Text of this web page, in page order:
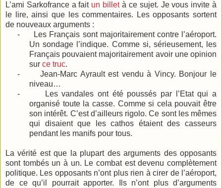
L’ami Sarkofrance a fait un billetà ce sujet. Je vous invite à
le lire, ainsi que les commentaires. Les opposants sortent
de nouveaux arguments :
-
Les Français sont majoritairement contre l’aéroport.
Un sondage l’indique. Comme si, sérieusement, les
Français pouvaient majoritairement avoir une opinion
sur ce truc.
-
Jean-Marc Ayrault est vendu à Vincy. Bonjour le
niveau…
-
Les vandales ont été poussés par l’Etat qui a
organisé toute la casse. Comme si cela pouvait être
son intérêt. C’est d’ailleurs rigolo. Ce sont les mêmes
qui disaient que les cathos étaient des casseurs
pendant les manifs pour tous.
La vérité est que la plupart des arguments des opposants
sont tombés un à un. Le combat est devenu complètement
politique. Les opposants n’ont plus rien à cirer de l’aéroport,
de ce qu’il pourrait apporter. Ils n’ont plus d’arguments